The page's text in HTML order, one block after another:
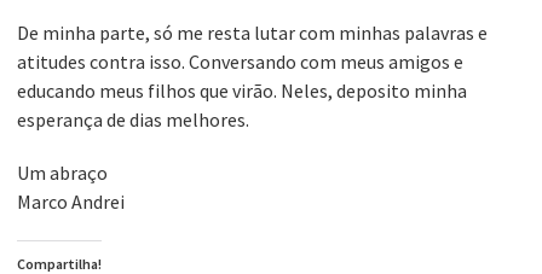
De minha parte, só me resta lutar com minhas palavras e
atitudes contra isso. Conversando com meus amigos e
educando meus filhos que virão. Neles, deposito minha
esperança de dias melhores.
Um abraço
Marco Andrei
Compartilha!